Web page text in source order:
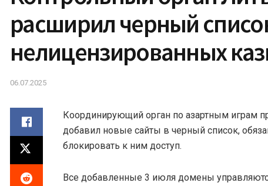
расширил черный
нелицензированных
06.07.2025
Координирующий орган по азартным играм
добавил новые сайты в черный список,
блокировать к ним доступ.
Все добавленные 3 июля домены